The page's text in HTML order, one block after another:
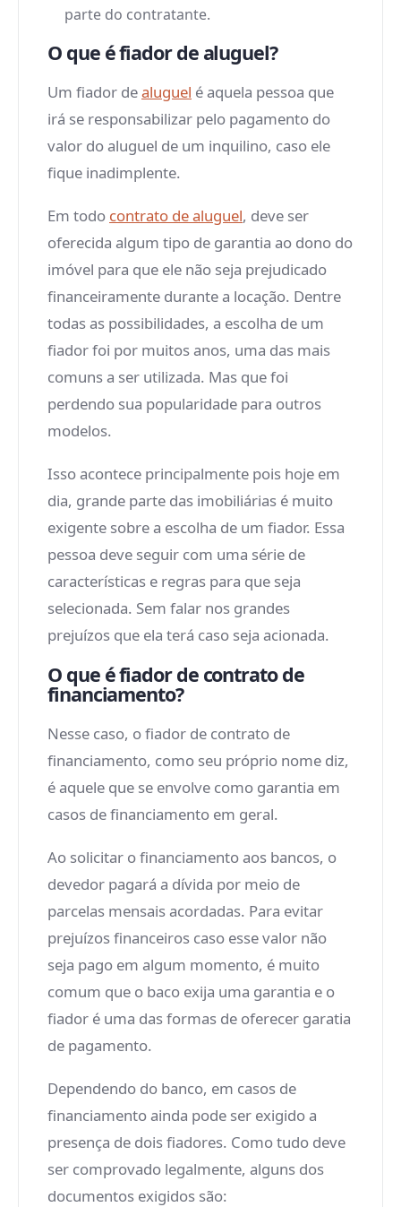
parte do contratante.
O que é fiador de aluguel?
Um fiador dealuguel é aquela pessoa que
irá se responsabilizar pelo pagamento do
valor do aluguel de um inquilino, caso ele
fique inadimplente.
Em todo contrato de aluguel, deve ser
oferecida algum tipo de garantia ao dono do
imóvel para que ele não seja prejudicado
financeiramente durante a locação. Dentre
todas as possibilidades, a escolha de um
fiador foi por muitos anos, uma das mais
comuns a ser utilizada. Mas que foi
perdendo sua popularidade para outros
modelos.
Isso acontece principalmente pois hoje em
dia, grande parte das imobiliárias é muito
exigente sobre a escolha de um fiador. Essa
pessoa deve seguir com uma série de
características e regras para que seja
selecionada. Sem falar nos grandes
prejuízos que ela terá caso seja acionada.
O que é fiador de contrato de
financiamento?
Nesse caso, o fiador de contrato de
financiamento, como seu próprio nome diz,
é aquele que se envolve como garantia em
casos de financiamento em geral.
Ao solicitar o financiamento aos bancos, o
devedor pagará a dívida por meio de
parcelas mensais acordadas. Para evitar
prejuízos financeiros caso esse valor não
seja pago em algum momento, é muito
comum que o baco exija uma garantia e o
fiador é uma das formas de oferecer garatia
de pagamento.
Dependendo do banco, em casos de
financiamento ainda pode ser exigido a
presença de dois fiadores. Como tudo deve
ser comprovado legalmente, alguns dos
documentos exigidos são: